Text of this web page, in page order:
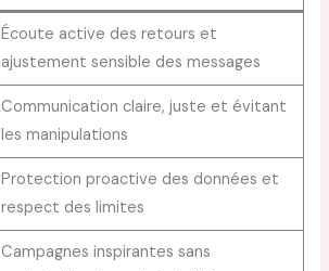
Écoute active des retours et
ajustement sensible des messages
Communication claire, juste et évitant
les manipulations
Protection proactive des données et
respect des limites
Campagnes inspirantes sans